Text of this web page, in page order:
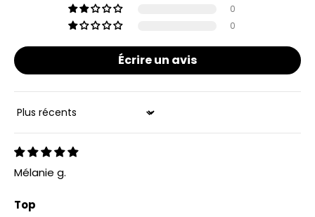
0
0
Écrire un avis
Sort by
Mélanie g.
Top